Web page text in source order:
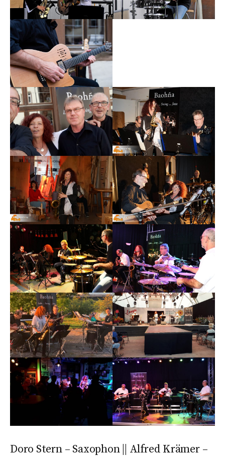
Doro Stern – Saxophon || Alfred Krämer –